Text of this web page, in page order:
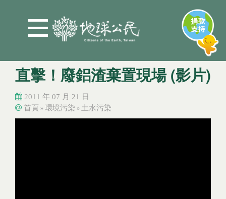
直擊！廢鋁渣棄置現場 (影片)
2011 年 07 月 21 日
您在這裡
首頁 » 環境污染 » 土水污染